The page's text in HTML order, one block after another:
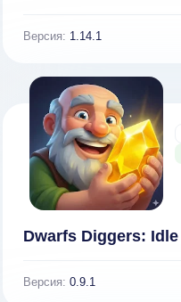
Версия: 1.14.1
Dwarfs Diggers:
Версия: 0.9.1